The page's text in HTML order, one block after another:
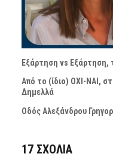
Εξάρτηση vs
Από το (ίδιο) ΟΧΙ-ΝΑΙ,
Δημελλά
Οδός Αλεξάνδρου
17 ΣΧΌΛΙΑ